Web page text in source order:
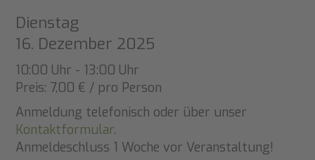
Dienstag
16. Dezember 2025
10:00 Uhr - 13:00 Uhr
Preis: 7,00 € / pro Person
Anmeldung telefonisch oder über unser
Kontaktformular.
Anmeldeschluss 1 Woche vor Veranstaltung!